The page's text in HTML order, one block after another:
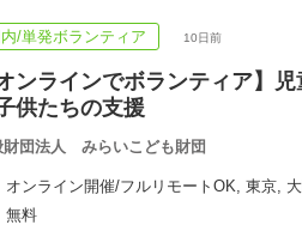
内/単発ボランティア 10日前
オンラインでボランティア】
供たちの支援
財団法人 みらいこども財団
オンライン開催/フルリモートOK, 東京,
無料